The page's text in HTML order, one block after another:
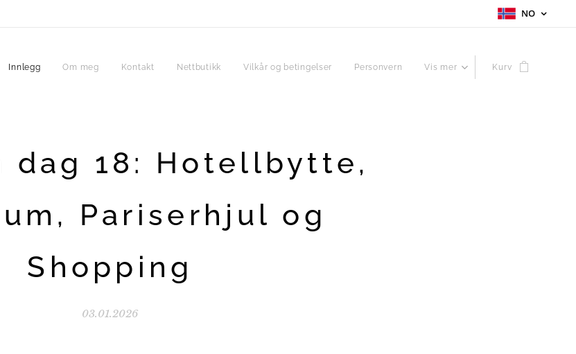
NO
Innlegg Om meg Kontakt Nettbutikk Vilkår og betingelser Personvern Vis mer Kurv
dag 18: Hotellbytte,
Pariserhjul og
Shopping
03.01.2026